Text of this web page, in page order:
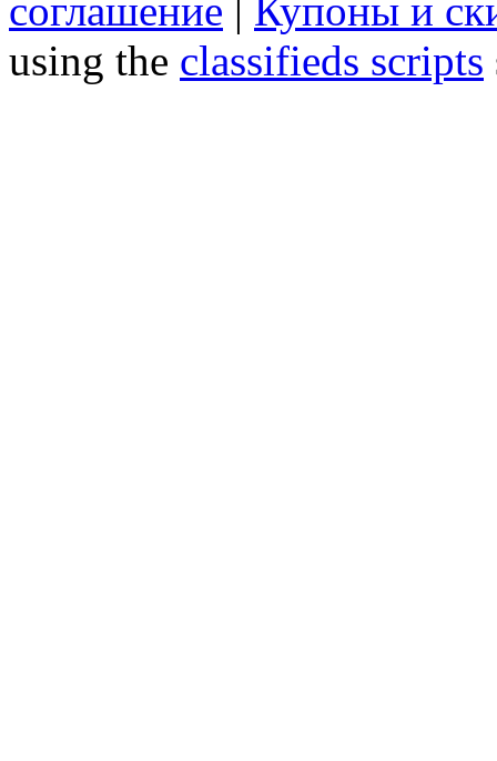
соглашение | Купоны и
using the classifieds scripts